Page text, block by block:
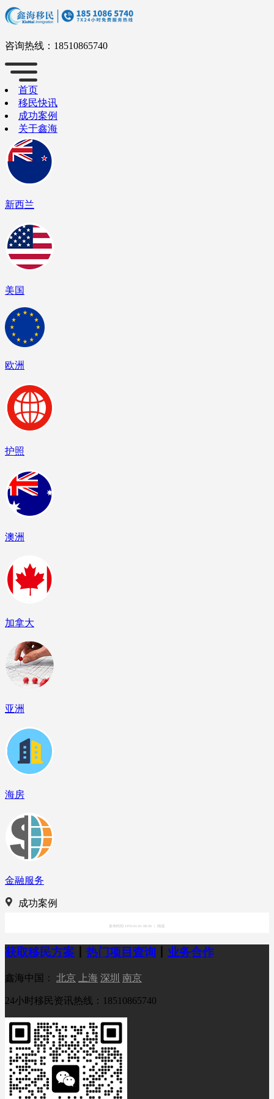
咨询热线： 18510865740
首页
移民快讯
成功案例
关于鑫海
新西兰
美国
欧洲
护照
澳洲
加拿大
亚洲
海房
金融服务
成功案例
发布时间:1970-01-01 08:00 阅读:
获取移民方案 热门项目查询 业务合作
鑫海中国： 北京 上海 深圳 南京
24小时移民资讯热线：18510865740